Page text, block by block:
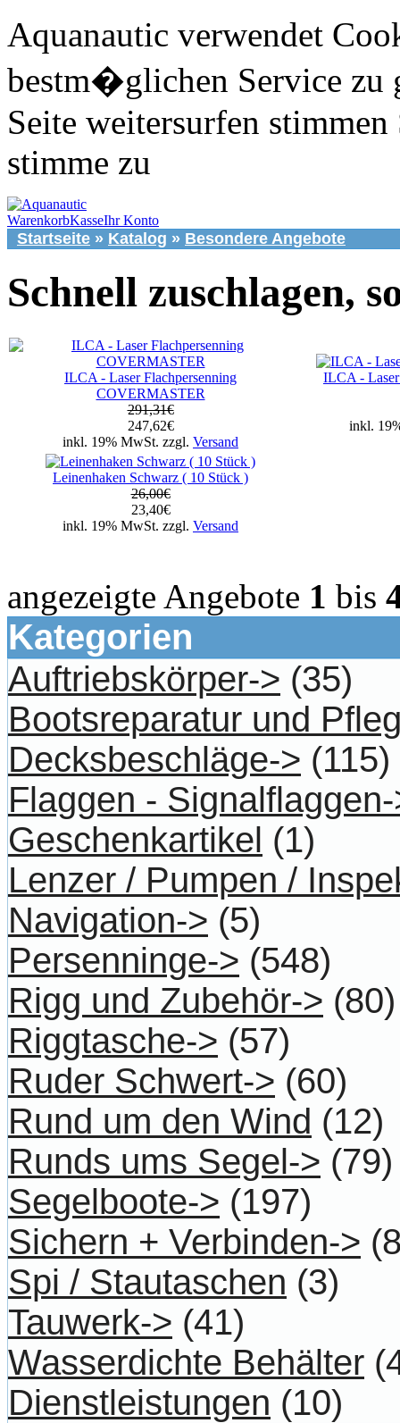
Aquanautic verwendet
bestm�glichen Service zu
Seite weitersurfen stimmen
stimme zu
WarenkorbKasseIhr Konto
Startseite » Katalog » Besondere Angebote
Schnell zuschlagen,
ILCA - Laser Flachpersenning
COVERMASTER
291,31€
247,62€
inkl. 19% MwSt. zzgl. Versand
ILCA -
inkl.
Leinenhaken Schwarz ( 10 Stück )
26,00€
23,40€
inkl. 19% MwSt. zzgl. Versand
angezeigte Angebote 1 bis
Kategorien
Auftriebskörper-> (35)
Bootsreparatur und
Decksbeschläge-> (115)
Flaggen -
Geschenkartikel (1)
Lenzer / Pumpen /
Navigation-> (5)
Persenninge-> (548)
Rigg und Zubehör-> (80)
Riggtasche-> (57)
Ruder Schwert-> (60)
Rund um den Wind (12)
Runds ums Segel-> (79)
Segelboote-> (197)
Sichern + Verbinden->
Spi / Stautaschen (3)
Tauwerk-> (41)
Wasserdichte Behälter
Dienstleistungen (10)